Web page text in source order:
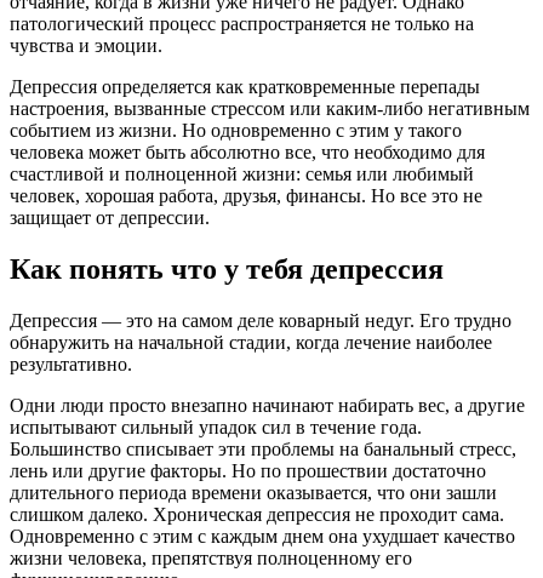
патологический процесс распространяется не только на
чувства и эмоции.
Депрессия определяется как кратковременные перепады
настроения, вызванные стрессом или каким-либо негативным
событием из жизни. Но одновременно с этим у такого
человека может быть абсолютно все, что необходимо для
счастливой и полноценной жизни: семья или любимый
человек, хорошая работа, друзья, финансы. Но все это не
защищает от депрессии.
Как понять что у тебя депрессия
Депрессия — это на самом деле коварный недуг. Его трудно
обнаружить на начальной стадии, когда лечение наиболее
результативно.
Одни люди просто внезапно начинают набирать вес, а другие
испытывают сильный упадок сил в течение года.
Большинство списывает эти проблемы на банальный стресс,
лень или другие факторы. Но по прошествии достаточно
длительного периода времени оказывается, что они зашли
слишком далеко. Хроническая депрессия не проходит сама.
Одновременно с этим с каждым днем она ухудшает качество
жизни человека, препятствуя полноценному его